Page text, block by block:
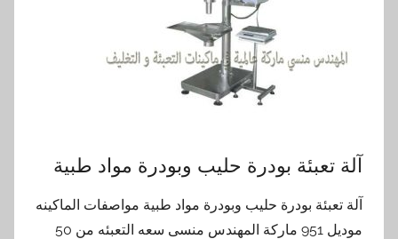
آلة تعبئة بودرة حليب وبودرة مواد طبية
آلة تعبئة بودرة حليب وبودرة مواد طبية مواصفات الماكينه
موديل 951 ماركة المهندس منسى سعه التعبئه من 50